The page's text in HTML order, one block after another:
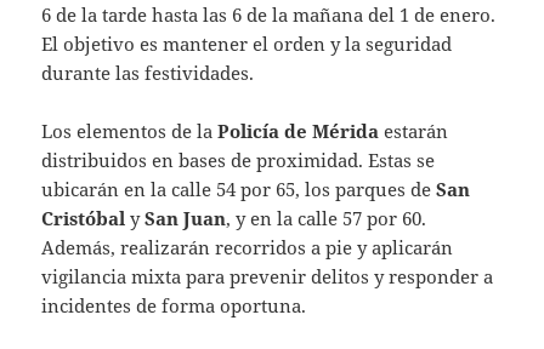
6 de la tarde hasta las 6 de la mañana del 1 de enero.
El objetivo es mantener el orden y la seguridad
durante las festividades.
Los elementos de laPolicía de Mérida estarán
distribuidos en bases de proximidad. Estas se
ubicarán en la calle 54 por 65, los parques deSan
Cristóbal ySan Juan, y en la calle 57 por 60.
Además, realizarán recorridos a pie y aplicarán
vigilancia mixta para prevenir delitos y responder a
incidentes de forma oportuna.